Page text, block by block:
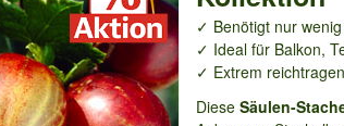
✓ Benötigt nur
✓ Ideal für Balkon,
✓ Extrem
Diese Säulen-